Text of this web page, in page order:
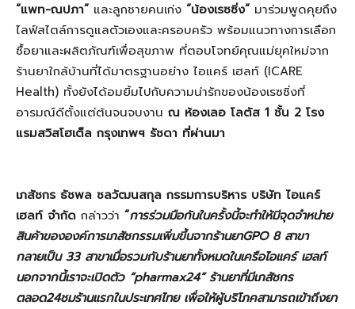
“แพท-ณปภา” และลูกชายคนเก่ง “น้องเรซซิ่ง” มาร่วมพูดคุยถึง
ไลฟ์สไตล์การดูแลตัวเองและครอบครัว พร้อมแนวทางการเลือก
ซื้อยาและผลิตภัณฑ์เพื่อสุขภาพ ที่ตอบโจทย์คุณแม่ยุคใหม่จาก
ร้านยาใกล้บ้านที่ได้มาตรฐานอย่าง ไอแคร์ เฮลท์ (ICARE
Health) ทั้งยังได้อมยิ้มไปกับความน่ารักของน้องเรซซิ่งที่
อารมณ์ดีตั้งแต่ต้นจนจบงาน ณ ห้องเลอ โลตัส 1 ชั้น 2 โรง
แรมสวิสโฮเต็ล กรุงเทพฯ รัชดา ที่ผ่านมา
เภสัชกร ธัชพล ชลวัฒนสกุล กรรมการบริหาร บริษัท ไอแคร์
เฮลท์ จำกัด กล่าวว่า “การร่วมมือกันในครั้งนี้จะทำให้มีจุดจำหน่าย
สินค้าขององค์การเภสัชกรรมเพิ่มขึ้นจากร้านยาGPO 8 สาขา
กลายเป็น33 สาขาเมื่อรวมกับร้านยาทั้งหมดในเครือไอแคร์ เฮลท์
นอกจากนี้เราจะเปิดตัว “pharmax24” ร้านยาที่มีเภสัชกร
ตลอด24ชมร้านแรกในประเทศไทย เพื่อให้ผู้บริโภคสามารถเข้าถึงยา